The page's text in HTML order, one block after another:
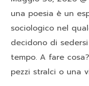
una poesia è un
sociologico nel
decidono di
tempo. A fare
pezzi stralci o una